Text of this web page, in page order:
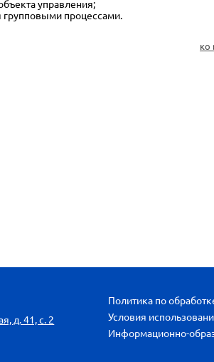
управления;
групповыми процессами.
ко
Политика по
Условия
Информационно-
д. 41, с. 2